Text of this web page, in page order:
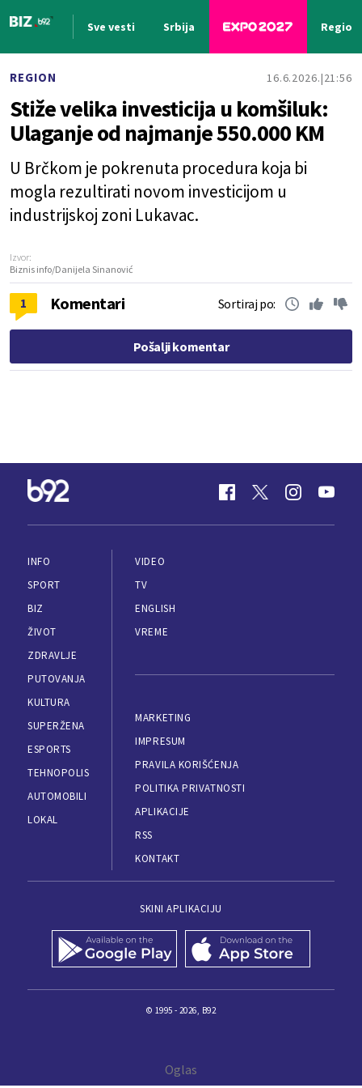
Sve vesti Srbija Region
REGION 16.6.2026. 21:56
Stiže velika investicija u komšiluk:
Ulaganje od najmanje 550.000 KM
U Brčkom je pokrenuta procedura koja bi
mogla rezultirati novom investicijom u
industrijskoj zoni Lukavac.
Izvor:
Biznis info/Danijela Sinanović
1 Komentari Sortiraj po:
Pošalji komentar
INFO
SPORT
BIZ
ŽIVOT
ZDRAVLJE
PUTOVANJA
KULTURA
SUPERŽENA
ESPORTS
TEHNOPOLIS
AUTOMOBILI
LOKAL
VIDEO
TV
ENGLISH
VREME
MARKETING
IMPRESUM
PRAVILA KORIŠĆENJA
POLITIKA PRIVATNOSTI
APLIKACIJE
RSS
KONTAKT
SKINI APLIKACIJU
© 1995 - 2026, B92